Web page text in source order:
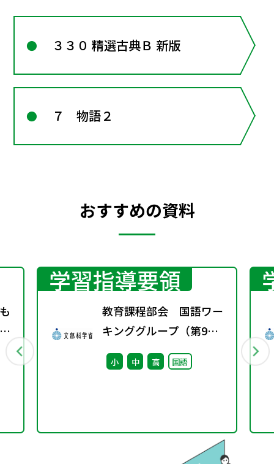
３３０ 精選古典Ｂ 新版
７ 物語２
おすすめの資料
学習指導要領
教育課程部会 国語ワー
キンググループ（第9
回） 配付資料
小 中 高 国語